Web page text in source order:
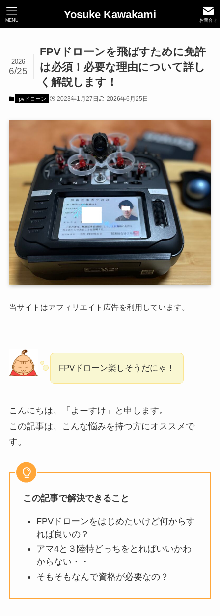
Yosuke Kawakami お問合せ
MENU
FPVドローンを飛ばすために免許
は必須！必要な理由について詳し
く解説します！
2026
6/25
fpvドローン 2023年1月27日 2026年6月25日
当サイトはアフィリエイト広告を利用しています。
FPVドローン楽しそうだにゃ！
こんにちは、「よーすけ」と申します。
この記事は、こんな悩みを持つ方にオススメで
す。
この記事で解決できること
FPVドローンをはじめたいけど何からす
れば良いの？
アマ4と３陸特どっちをとればいいかわ
からない・・
そもそもなんで資格が必要なの？